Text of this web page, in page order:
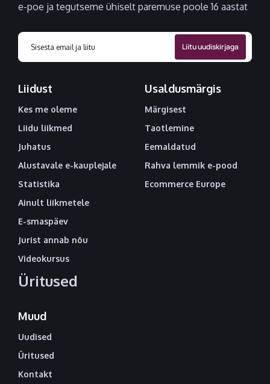
e-poe ja tegutseme ühiselt paremuse poole 16 aastat
Liidust
Kes me oleme
Liidu liikmed
Juhatus
Alustavale e-kauplejale
Statistika
Ainult liikmetele
E-smaspäev
Jurist annab nõu
Videokursus
Üritused
Usaldusmärgis
Märgisest
Taotlemine
Eemaldatud
Rahva lemmik e-pood
Ecommerce Europe
Muud
Uudised
Üritused
Kontakt